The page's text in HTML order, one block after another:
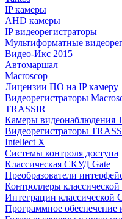
IP камеры
AHD камеры
IP видеорегистраторы
Мультиформатные
Видео-Икс 2015
Автомаршал
Macroscop
Лицензии ПО на IP камеру
Видеорегистраторы
TRASSIR
Камеры видеонаблюдения
Видеорегистраторы
Intellect X
Системы контроля доступа
Классическая СКУД Gate
Преобразователи
Контроллеры
Интеграции классической
Программное обеспечение